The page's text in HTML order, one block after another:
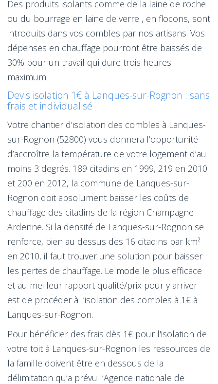
Des produits isolants comme de la laine de roche
ou du bourrage en laine de verre , en flocons, sont
introduits dans vos combles par nos artisans. Vos
dépenses en chauffage pourront être baissés de
30% pour un travail qui dure trois heures
maximum.
Devis isolation 1€ à Lanques-sur-Rognon : sans
frais et individualisé
Votre chantier d’isolation des combles à Lanques-
sur-Rognon (52800) vous donnera l’opportunité
d’accroître la température de votre logement d’au
moins 3 degrés. 189 citadins en 1999, 219 en 2010
et 200 en 2012, la commune de Lanques-sur-
Rognon doit absolument baisser les coûts de
chauffage des citadins de la région Champagne
Ardenne. Si la densité de Lanques-sur-Rognon se
renforce, bien au dessus des 16 citadins par km²
en 2010, il faut trouver une solution pour baisser
les pertes de chauffage. Le mode le plus efficace
et au meilleur rapport qualité/prix pour y arriver
est de procéder à l’isolation des combles à 1€ à
Lanques-sur-Rognon.
Pour bénéficier des frais dès 1€ pour l'isolation de
votre toit à Lanques-sur-Rognon les ressources de
la famille doivent être en dessous de la
délimitation qu’a prévu l’Agence nationale de